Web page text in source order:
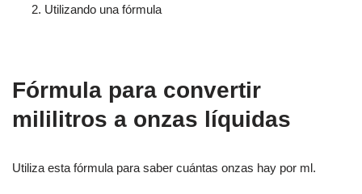
Utilizando una fórmula
Fórmula para convertir
mililitros a onzas líquidas
Utiliza esta fórmula para saber cuántas onzas hay por ml.